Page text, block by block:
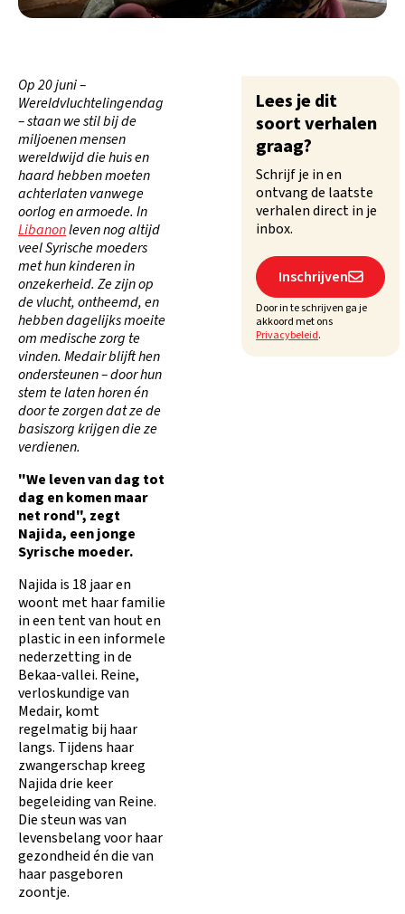
Op 20 juni –
Wereldvluchtelingendag
– staan we stil bij de
miljoenen mensen
wereldwijd die huis en
haard hebben moeten
achterlaten vanwege
oorlog en armoede. In
Libanonleven nog altijd
veel Syrische moeders
met hun kinderen in
onzekerheid. Ze zijn op
de vlucht, ontheemd, en
hebben dagelijks moeite
om medische zorg te
vinden. Medair blijft hen
ondersteunen – door hun
stem te laten horen én
door te zorgen dat ze de
basiszorg krijgen die ze
verdienen.
"We leven van dag tot
dag en komen maar
net rond", zegt
Najida, een jonge
Syrische moeder.
Najida is 18 jaar en
woont met haar familie
in een tent van hout en
plastic in een informele
nederzetting in de
Bekaa-vallei. Reine,
verloskundige van
Medair, komt
regelmatig bij haar
langs. Tijdens haar
zwangerschap kreeg
Najida drie keer
begeleiding van Reine.
Die steun was van
levensbelang voor haar
gezondheid én die van
haar pasgeboren
zoontje.
Lees je dit
soort verhalen
graag?
Schrijf je in en
ontvang de laatste
verhalen direct in je
inbox.
Inschrijven
Door in te schrijven ga je
akkoord met ons
Privacybeleid.